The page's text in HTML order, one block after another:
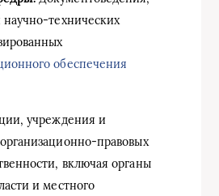
научно-технических
обеспечения
учреждения и
правовых
включая органы
и местного